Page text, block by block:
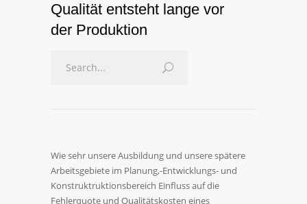
Qualität entsteht lange vor
der Produktion
Wie sehr unsere Ausbildung und unsere spätere
Arbeitsgebiete im Planung,-Entwicklungs- und
Konstruktruktionsbereich Einfluss auf die
Fehlerquote und Qualitätskosten eines